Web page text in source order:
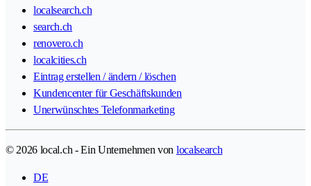
localsearch.ch
search.ch
renovero.ch
localcities.ch
Eintrag erstellen / ändern / löschen
Kundencenter für Geschäftskunden
Unerwünschtes Telefonmarketing
© 2026 local.ch - Ein Unternehmen von localsearch
DE